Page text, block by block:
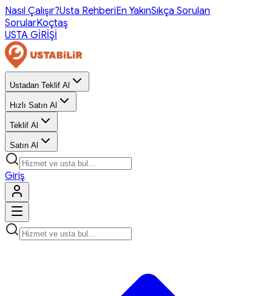
Nasıl Çalışır?Usta RehberiEn YakınSıkça Sorulan
SorularKoçtaş
USTA GİRİŞİ
Ustadan Teklif Al
Hızlı Satın Al
Teklif Al
Satın Al
Giriş